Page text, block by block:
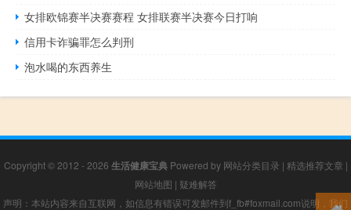
女排欧锦赛半决赛赛程 女排联赛半决赛今日打响
信用卡诈骗罪怎么判刑
泡水喝的东西养生
Copyright © 2012 - 2026 生活健康宝典Powered by 网站分类目录 | 精选推荐文章 |
网站地图 | 疑难解答
声明：本站内容来自互联网，如信息有错误可发邮件到f_fb#foxmail.com说明，我们